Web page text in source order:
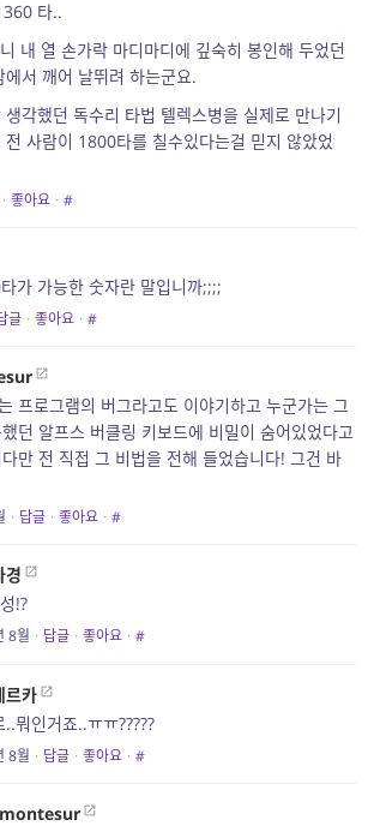
타..
내 열 손가락 마디마디에 깊숙히 봉인해 두었던
에서 깨어 날뛰려 하는군요.
각했던 독수리 타법 텔렉스병을 실제로 만나기
전 사람이 1800타를 칠수있다는걸 믿지 않았었
· 좋아요 · #
가 가능한 숫자란 말입니까;;;;
글 · 좋아요 · #
프로그램의 버그라고도 이야기하고 누군가는 그
던 알프스 버클링 키보드에 비밀이 숨어있었다고
만 전 직접 그 비법을 전해 들었습니다! 그건 바
· 답글 · 좋아요 · #
경
!?
8월 · 답글 · 좋아요 · #
르카
..뭐인거죠..ㅠㅠ?????
8월 · 답글 · 좋아요 · #
montesur